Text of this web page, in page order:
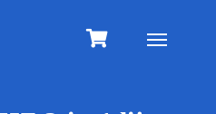
Toggle